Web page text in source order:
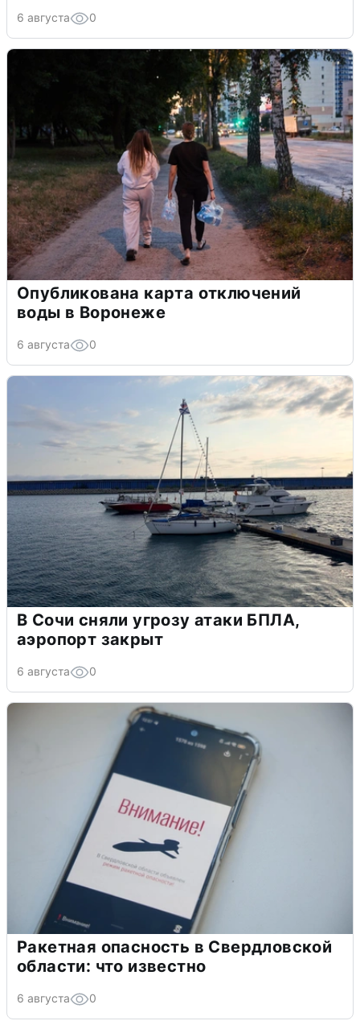
6 августа 0
Опубликована карта отключений
воды в Воронеже
6 августа 0
В Сочи сняли угрозу атаки БПЛА,
аэропорт закрыт
6 августа 0
Ракетная опасность в Свердловской
области: что известно
6 августа 0